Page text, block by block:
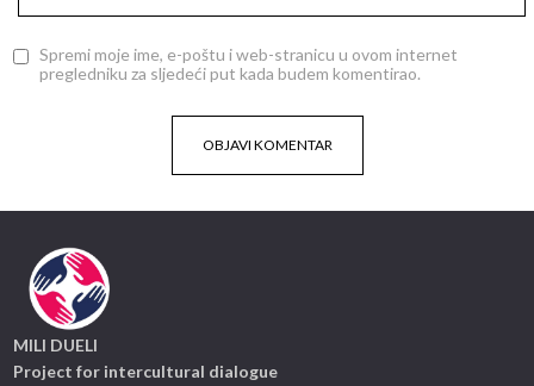
Spremi moje ime, e-poštu i web-stranicu u ovom internet
pregledniku za sljedeći put kada budem komentirao.
MILI DUELI
Project for intercultural dialogue